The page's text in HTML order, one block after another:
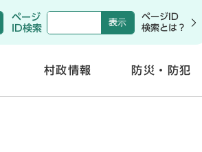
ページ
ID検索
ページID
検索とは？
村政情報 防災・防犯